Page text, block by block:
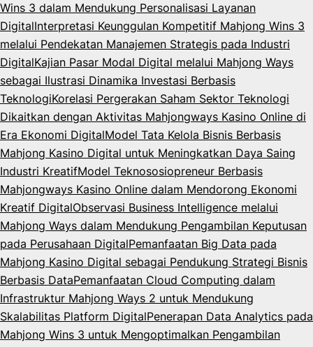
Wins 3 dalam Mendukung Personalisasi Layanan
DigitalInterpretasi Keunggulan Kompetitif Mahjong Wins 3
melalui Pendekatan Manajemen Strategis pada Industri
DigitalKajian Pasar Modal Digital melalui Mahjong Ways
sebagai Ilustrasi Dinamika Investasi Berbasis
TeknologiKorelasi Pergerakan Saham Sektor Teknologi
Dikaitkan dengan Aktivitas Mahjongways Kasino Online di
Era Ekonomi DigitalModel Tata Kelola Bisnis Berbasis
Mahjong Kasino Digital untuk Meningkatkan Daya Saing
Industri KreatifModel Teknososiopreneur Berbasis
Mahjongways Kasino Online dalam Mendorong Ekonomi
Kreatif DigitalObservasi Business Intelligence melalui
Mahjong Ways dalam Mendukung Pengambilan Keputusan
pada Perusahaan DigitalPemanfaatan Big Data pada
Mahjong Kasino Digital sebagai Pendukung Strategi Bisnis
Berbasis DataPemanfaatan Cloud Computing dalam
Infrastruktur Mahjong Ways 2 untuk Mendukung
Skalabilitas Platform DigitalPenerapan Data Analytics pada
Mahjong Wins 3 untuk Mengoptimalkan Pengambilan